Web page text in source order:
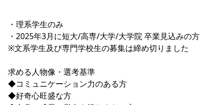
・理系学生のみ
・2025年3月に短大/高専/大学/大学院 卒業見込みの方
※文系学生及び専門学校生の募集は締め切りました
求める人物像・選考基準
◆コミュニケーション力のある方
◆好奇心旺盛な方